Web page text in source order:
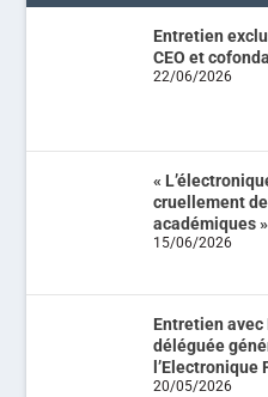
Entretien
CEO et
22/06/2026
«
cruellement
académiques »
15/06/2026
Entretien avec
déléguée
l’Electronique
20/05/2026